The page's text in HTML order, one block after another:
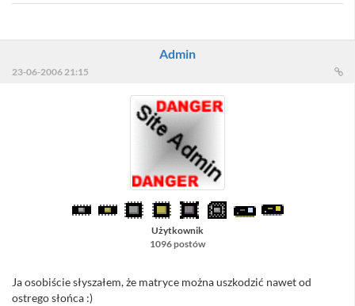
Admin
23-06-2006 21:15
Użytkownik
1096 postów
Ja osobiście słyszałem, że matryce można uszkodzić nawet od
ostrego słońca :)